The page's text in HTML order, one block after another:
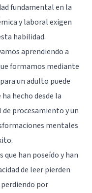
fundamental en la
y laboral exigen
habilidad.
aprendiendo a
formamos mediante
un adulto puede
hecho desde la
de procesamiento y un
mentales
que han poseído y han
de leer pierden
por